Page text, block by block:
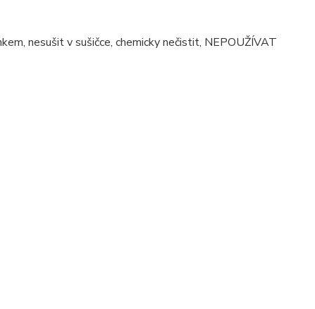
nesušit v sušičce, chemicky nečistit, NEPOUŽÍVAT